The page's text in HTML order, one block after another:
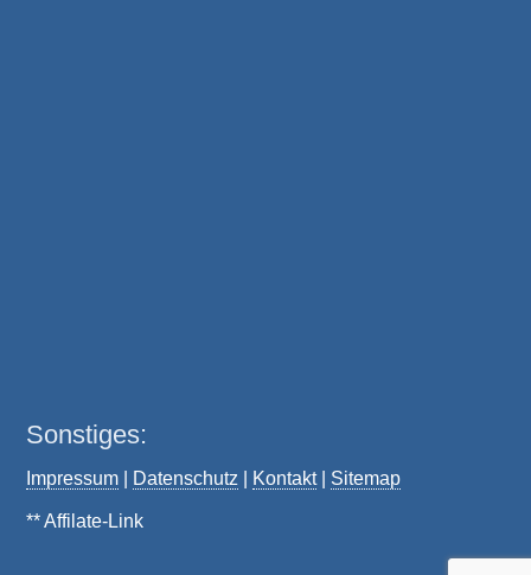
Sonstiges:
Impressum Datenschutz Kontakt| Sitemap
** Affilate-Link